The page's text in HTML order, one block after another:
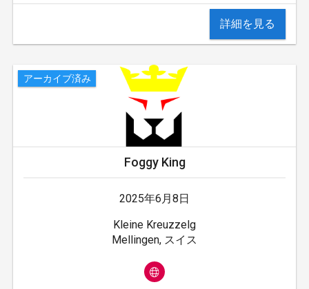
詳細を見る
アーカイブ済み
Foggy King
2025年6月8日
Kleine Kreuzzelg
Mellingen, スイス